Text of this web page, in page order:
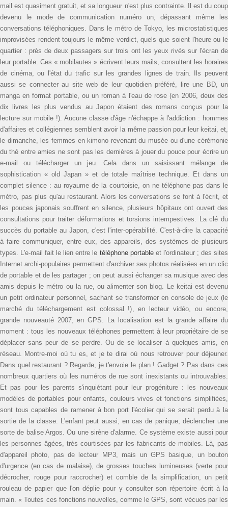
mail est quasiment gratuit, et sa longueur n'est plus contrainte. Il est du coup
devenu le mode de communication numéro un, dépassant même les
conversations téléphoniques. Dans le métro de Tokyo, les micro­statistiques
improvisées rendent toujours le même verdict, quels que soient l'heure ou le
quartier : près de deux passagers sur trois ont les yeux rivés sur l'écran de
leur portable. Ces « mobilautes » écrivent leurs mails, consultent les horaires
de cinéma, ou l'état du trafic sur les grandes lignes de train. Ils peuvent
aussi se connecter au site web de leur quotidien préféré, lire une BD, un
manga en format portable, ou un roman à l'eau de rose (en 2006, deux des
dix livres les plus vendus au Japon étaient des romans conçus pour la
lecture sur mobile !). Aucune classe d'âge n'échappe à l'addiction : hommes
d'affaires et collégiennes semblent avoir la même passion pour leur keitai, et,
le dimanche, les femmes en kimono revenant du musée ou d'une cérémonie
du thé entre amies ne sont pas les dernières à jouer du pouce pour écrire un
e-mail ou télécharger un jeu. Cela dans un saisissant mélange de
sophistication « old Japan » et de totale maîtrise technique. Et dans un
complet silence : au royaume de la courtoisie, on ne téléphone pas dans le
métro, pas plus qu'au restaurant. Alors les conversations se font à l'écrit, et
les pouces japonais souffrent en silence, plusieurs hôpitaux ont ouvert des
consultations pour traiter déformations et torsions intempestives. La clé du
succès du portable au Japon, c'est l'inter-opérabilité. C'est-à-dire la capacité
à faire communiquer, entre eux, des appareils, des systèmes de plusieurs
types. L'e-mail fait le lien entre le téléphone portableet l'ordinateur ; des sites
Internet archi-populaires permettent d'archiver ses photos réalisées en un clic
de portable et de les partager ; on peut aussi échanger sa musique avec des
amis depuis le métro ou la rue, ou alimenter son blog. Le keitai est devenu
un petit ordinateur personnel, sachant se transformer en console de jeux (le
marché du téléchargement est colossal !), en lecteur vidéo, ou encore,
grande nouveauté 2007, en GPS. La localisation est la grande affaire du
moment : tous les nouveaux téléphones permettent à leur propriétaire de se
déplacer sans peur de se perdre. Ou de se localiser à quelques amis, en
réseau. Montre-moi où tu es, et je te dirai où nous retrouver pour déjeuner.
Dans quel restaurant ? Regarde, je t'envoie le plan ! Gadget ? Pas dans ces
nombreux quartiers où les numéros de rue sont inexistants ou introuvables.
Et pas pour les parents s'inquiétant pour leur progéniture : les nouveaux
modèles de portables pour enfants, couleurs vives et fonctions simplifiées,
sont tous capables de ramener à bon port l'écolier qui se serait perdu à la
sortie de la classe. L'enfant peut aussi, en cas de panique, déclencher une
sorte de balise Argos. Ou une sirène d'alarme. Ce système existe aussi pour
les personnes âgées, très courtisées par les fabricants de mobiles. Là, pas
d'appareil photo, pas de lecteur MP3, mais un GPS basique, un bouton
d'urgence (en cas de malaise), de grosses touches lumineuses (verte pour
décrocher, rouge pour raccrocher) et comble de la simplification, un petit
rouleau de papier que l'on déplie pour y consulter son répertoire écrit à la
main. « Toutes ces fonctions nouvelles, comme le GPS, sont vécues par les